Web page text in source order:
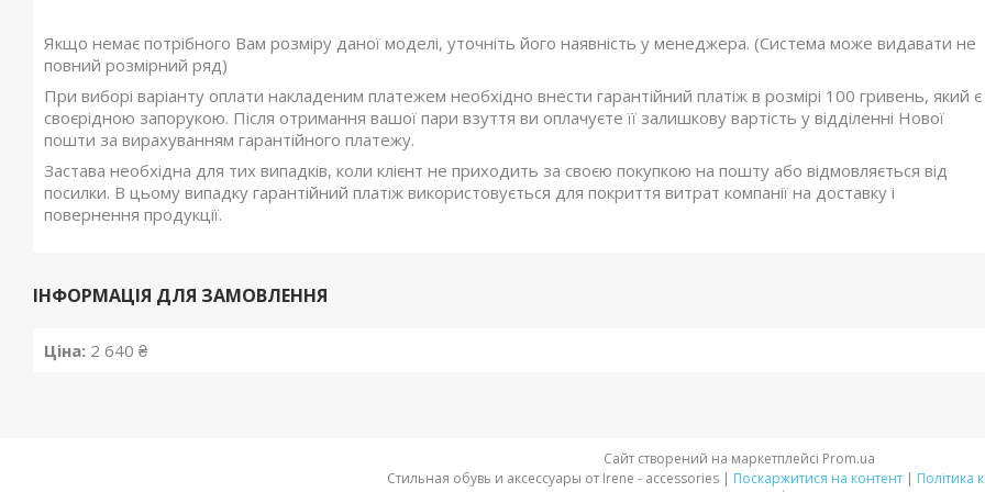
Якщо немає потрібного Вам розміру даної моделі, уточніть його наявність у менеджера. (Система може видавати не
повний розмірний ряд)
При виборі варіанту оплати накладеним платежем необхідно внести гарантійний платіж в розмірі 100 гривень, який є
своєрідною запорукою. Після отримання вашої пари взуття ви оплачуєте її залишкову вартість у відділенні Нової
пошти за вирахуванням гарантійного платежу.
Застава необхідна для тих випадків, коли клієнт не приходить за своєю покупкою на пошту або відмовляється від
посилки. В цьому випадку гарантійний платіж використовується для покриття витрат компанії на доставку і
повернення продукції.
ІНФОРМАЦІЯ ДЛЯ ЗАМОВЛЕННЯ
Ціна: 2 640 ₴
Сайт створений на маркетплейсі Prom.ua
Стильная обувь и аксессуары от Irene - accessories | Поскаржитися на контент | Політика